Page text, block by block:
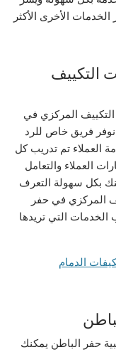
الأخرى الأكثر
التكييف
المركزي في
نوفر فريق خاص للرد
العملاء تم تدريب كل
العملاء والتعامل
بكل سهولة التعرف
المركزي في حفر
الخدمات التي تريدها
الدمام
حفر الباطن يمكنك